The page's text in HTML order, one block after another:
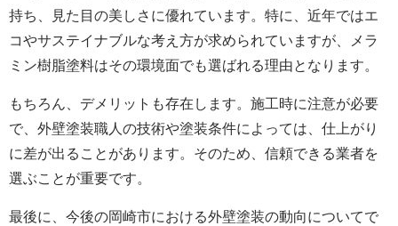
持ち、見た目の美しさに優れています。特に、近年ではエ
コやサステイナブルな考え方が求められていますが、メラ
ミン樹脂塗料はその環境面でも選ばれる理由となります。
もちろん、デメリットも存在します。施工時に注意が必要
で、 外壁塗装職人の技術や塗装条件によっては、仕上がり
に差が出ることがあります。そのため、信頼できる業者を
選ぶことが重要です。
最後に、今後の岡崎市における外壁塗装の動向についてで